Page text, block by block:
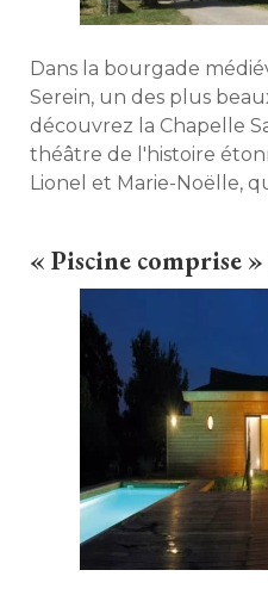
Dans la bourgade
Serein, un des plus
découvrez la Chapelle
théâtre de l'histoire
Lionel et Marie-Noëlle,
« Piscine comprise